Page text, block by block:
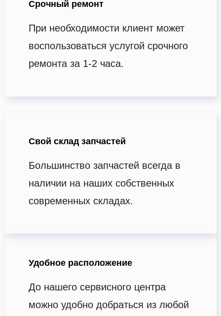
Срочный ремонт
При необходимости клиент может
воспользоваться услугой срочного
ремонта за 1-2 часа.
Свой склад запчастей
Большинство запчастей всегда в
наличии на наших собственных
современных складах.
Удобное расположение
До нашего сервисного центра
можно удобно добраться из любой